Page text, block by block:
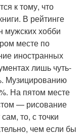
к тому, что
В рейтинге
мужских хобби
месте по
иностранных
лишь чуть-
Музицированию
На пятом месте
— рисование
то, с точки
чем если бы